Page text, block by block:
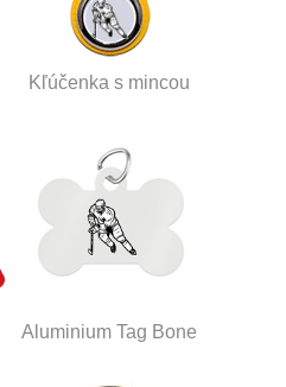
Kľúčenka s mincou
Aluminium Tag Bone